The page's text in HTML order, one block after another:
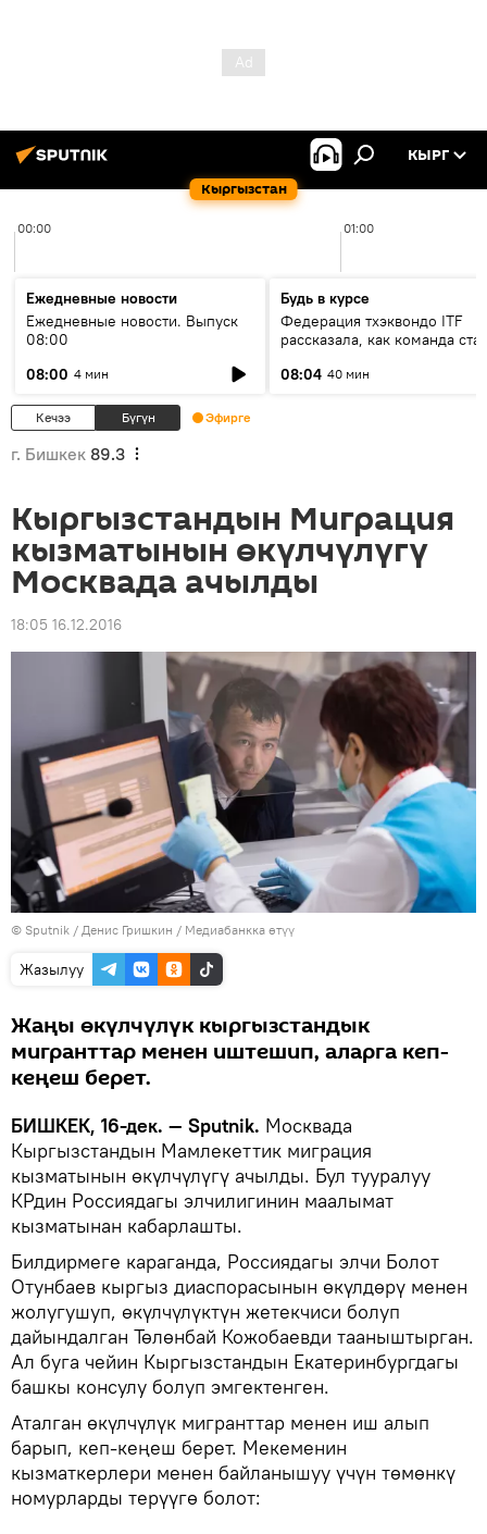
Кыргызстан
КЫРГ
00:00 01:00
Ежедневные новости
Ежедневные новости. Выпуск
08:00
08:00 4 мин
Будь в курсе
Федерация тхэквондо ITF
рассказала, как команда
08:04 40 мин
Кечээ Бүгүн Эфирге
г. Бишкек 89.3
Кыргызстандын Миграция
кызматынын өкүлчүлүгү
Москвада ачылды
18:05 16.12.2016
© Sputnik / Денис Гришкин / Медиабанкка өтүү
Жазылуу
Жаңы өкүлчүлүк кыргызстандык
мигранттар менен иштешип, аларга кеп-
кеңеш берет.
БИШКЕК, 16-дек. — Sputnik. Москвада
Кыргызстандын Мамлекеттик миграция
кызматынын өкүлчүлүгү ачылды. Бул тууралуу
КРдин Россиядагы элчилигинин маалымат
кызматынан кабарлашты.
Билдирмеге караганда, Россиядагы элчи Болот
Отунбаев кыргыз диаспорасынын өкүлдөрү менен
жолугушуп, өкүлчүлүктүн жетекчиси болуп
дайындалган Төлөнбай Кожобаевди тааныштырган.
Ал буга чейин Кыргызстандын Екатеринбургдагы
башкы консулу болуп эмгектенген.
Аталган өкүлчүлүк мигранттар менен иш алып
барып, кеп-кеңеш берет. Мекеменин
кызматкерлери менен байланышуу үчүн төмөнкү
номурларды терүүгө болот: